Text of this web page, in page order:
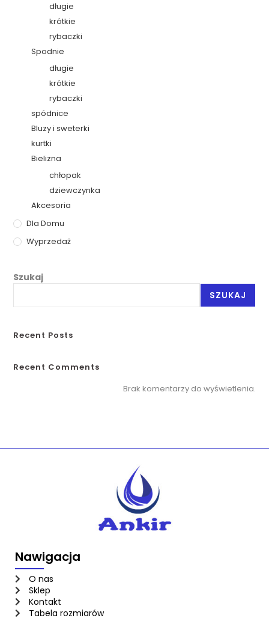
długie
krótkie
rybaczki
Spodnie
długie
krótkie
rybaczki
spódnice
Bluzy i sweterki
kurtki
Bielizna
chłopak
dziewczynka
Akcesoria
Dla Domu
Wyprzedaż
Szukaj
SZUKAJ
Recent Posts
Recent Comments
Brak komentarzy do wyświetlenia.
Nawigacja
O nas
Sklep
Kontakt
Tabela rozmiarów